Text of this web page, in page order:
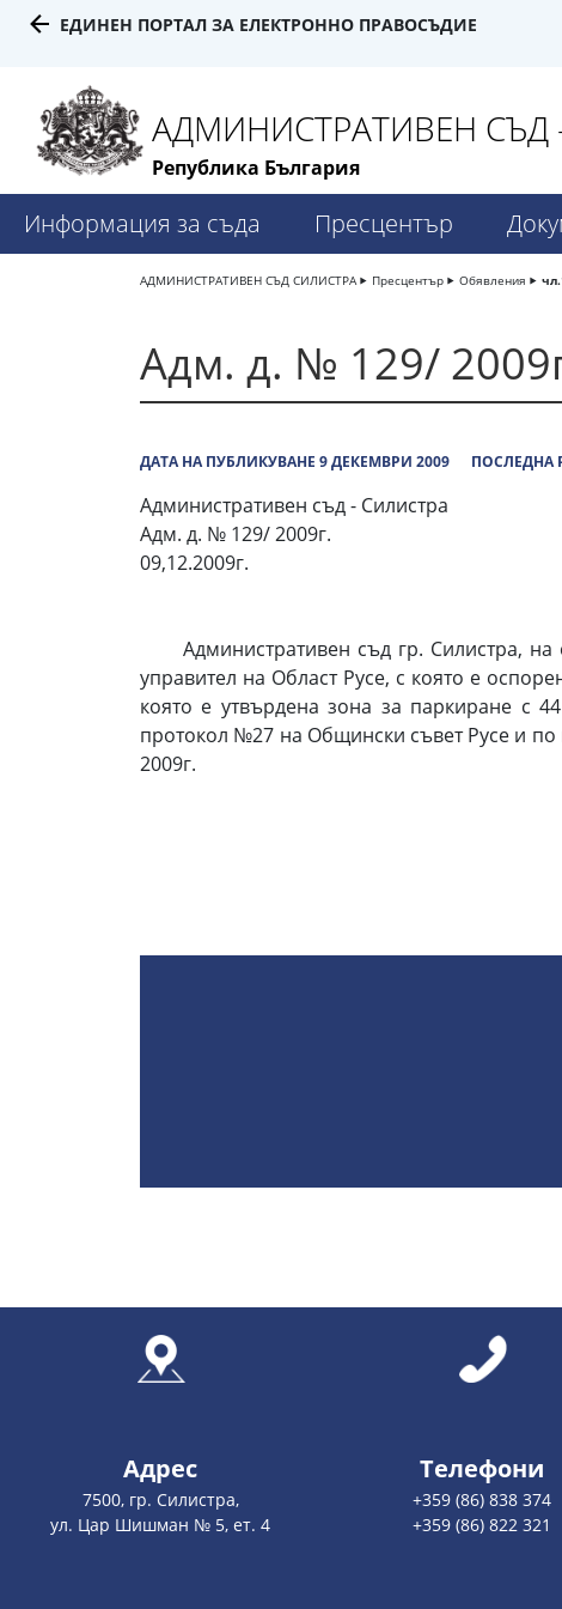
ЕДИНЕН ПОРТАЛ ЗА ЕЛЕКТРОННО ПРАВОСЪДИЕ
АДМИНИСТРАТИВЕН СЪД
Република България
Информация за съда Пресцентър
АДМИНИСТРАТИВЕН СЪД СИЛИСТРА Пресцентър Обявления
Адм. д. № 129/
ДАТА НА ПУБЛИКУВАНЕ 9 ДЕКЕМВРИ 2009 ПОСЛЕДНА
Административен съд - Силистра
Адм. д. № 129/ 2009г.
09,12.2009г.
Административен съд гр. Силистра, на
управител на Област Русе, с която е
която е утвърдена зона за паркиране с
протокол №27 на Общински съвет Русе и
2009г.
Адрес
7500, гр. Силистра,
ул. Цар Шишман № 5, ет. 4
Телефони
+359 (86) 838 374
+359 (86) 822 321